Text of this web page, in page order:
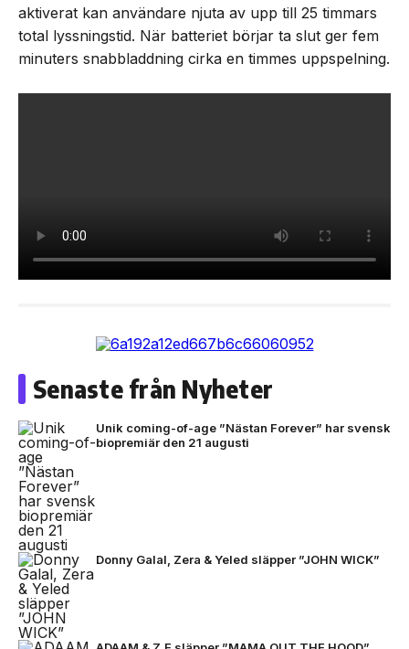
aktiverat kan användare njuta av upp till 25 timmars
total lyssningstid. När batteriet börjar ta slut ger fem
minuters snabbladdning cirka en timmes uppspelning.
Senaste från Nyheter
Unik coming-of-age ”Nästan Forever” har svensk
biopremiär den 21 augusti
Donny Galal, Zera & Yeled släpper ”JOHN WICK”